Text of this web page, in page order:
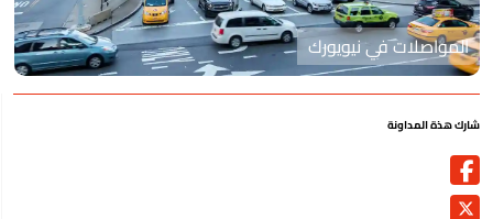
المواصلات في نيويورك
هذة المداونة